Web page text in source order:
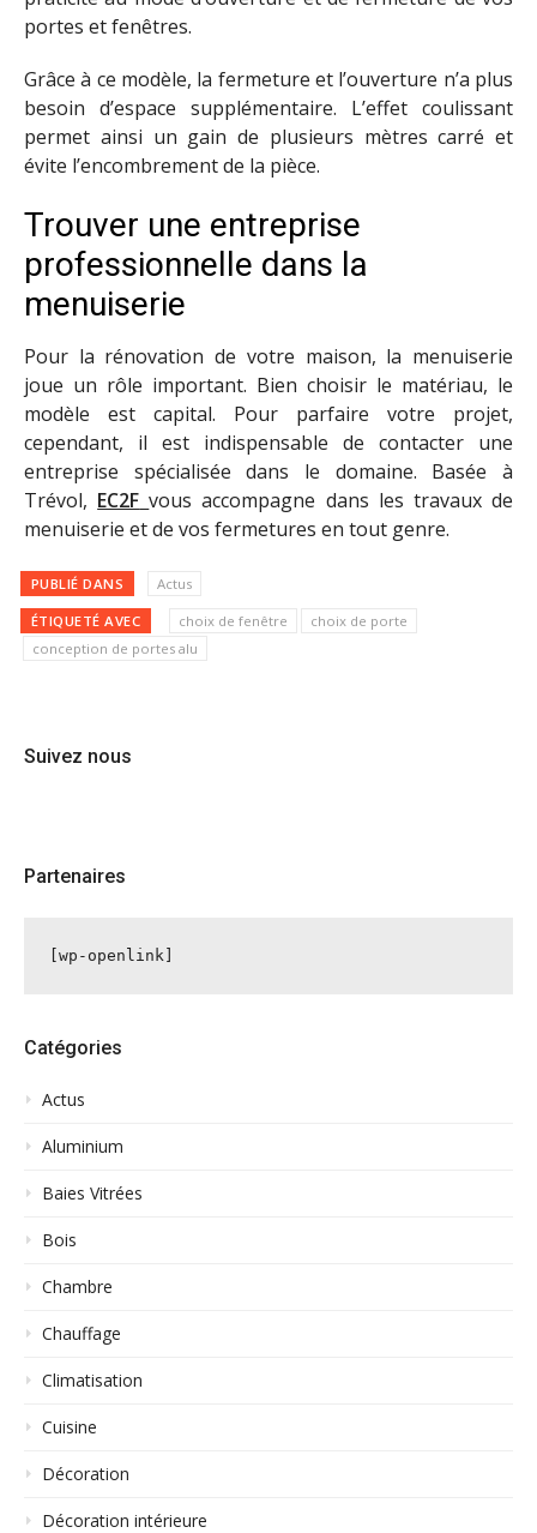
portes et fenêtres.
Grâce à ce modèle, la fermeture et l’ouverture n’a plus
besoin d’espace supplémentaire. L’effet coulissant
permet ainsi un gain de plusieurs mètres carré et
évite l’encombrement de la pièce.
Trouver une entreprise
professionnelle dans la
menuiserie
Pour la rénovation de votre maison, la menuiserie
joue un rôle important. Bien choisir le matériau, le
modèle est capital. Pour parfaire votre projet,
cependant, il est indispensable de contacter une
entreprise spécialisée dans le domaine. Basée à
Trévol, EC2F vous accompagne dans les travaux de
menuiserie et de vos fermetures en tout genre.
PUBLIÉ DANS Actus
ÉTIQUETÉ AVEC choix de fenêtre
choix de porte
conception de portes alu
Suivez nous
Partenaires
[wp-openlink]
Catégories
Actus
Aluminium
Baies Vitrées
Bois
Chambre
Chauffage
Climatisation
Cuisine
Décoration
Décoration intérieure